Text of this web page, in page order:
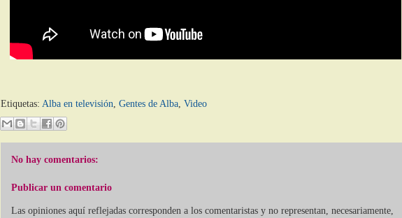
Etiquetas: Alba en televisión, Gentes de Alba, Video
No hay comentarios:
Publicar un comentario
Las opiniones aquí reflejadas corresponden a los comentaristas y no representan, necesariamente,